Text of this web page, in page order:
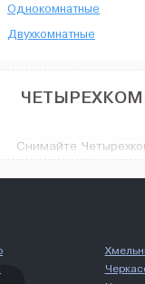
Однокомнатные
Двухкомнатные
Снимайте
до современного